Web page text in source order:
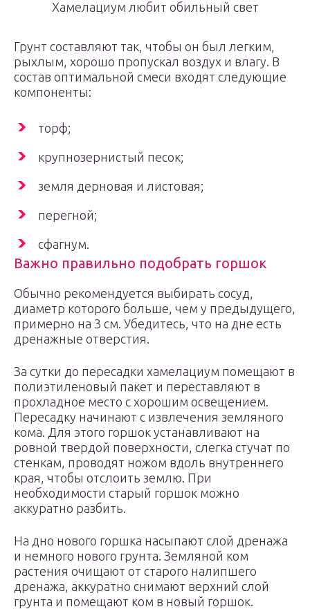
Хамелациум любит обильный свет
Грунт составляют так, чтобы он был легким,
рыхлым, хорошо пропускал воздух и влагу. В
состав оптимальной смеси входят следующие
компоненты:
торф;
крупнозернистый песок;
земля дерновая и листовая;
перегной;
сфагнум.
Важно правильно подобрать горшок
Обычно рекомендуется выбирать сосуд,
диаметр которого больше, чем у предыдущего,
примерно на 3 см. Убедитесь, что на дне есть
дренажные отверстия.
За сутки до пересадки хамелациум помещают в
полиэтиленовый пакет и переставляют в
прохладное место с хорошим освещением.
Пересадку начинают с извлечения земляного
кома. Для этого горшок устанавливают на
ровной твердой поверхности, слегка стучат по
стенкам, проводят ножом вдоль внутреннего
края, чтобы отслоить землю. При
необходимости старый горшок можно
аккуратно разбить.
На дно нового горшка насыпают слой дренажа
и немного нового грунта. Земляной ком
растения очищают от старого налипшего
дренажа, аккуратно снимают верхний слой
грунта и помещают ком в новый горшок.